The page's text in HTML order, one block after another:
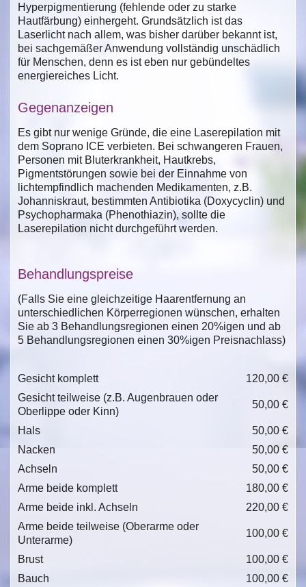
Hyperpigmentierung (fehlende oder zu starke
Hautfärbung) einhergeht. Grundsätzlich ist das
Laserlicht nach allem, was bisher darüber bekannt ist,
bei sachgemäßer Anwendung vollständig unschädlich
für Menschen, denn es ist eben nur gebündeltes
energiereiches Licht.
Gegenanzeigen
Es gibt nur wenige Gründe, die eine Laserepilation mit
dem Soprano ICE verbieten. Bei schwangeren Frauen,
Personen mit Bluterkrankheit, Hautkrebs,
Pigmentstörungen sowie bei der Einnahme von
lichtempfindlich machenden Medikamenten, z.B.
Johanniskraut, bestimmten Antibiotika (Doxycyclin) und
Psychopharmaka (Phenothiazin), sollte die
Laserepilation nicht durchgeführt werden.
Behandlungspreise
(Falls Sie eine gleichzeitige Haarentfernung an
unterschiedlichen Körperregionen wünschen, erhalten
Sie ab 3 Behandlungsregionen einen 20%igen und ab
5 Behandlungsregionen einen 30%igen Preisnachlass)
Gesicht komplett
120,00 €
Gesicht teilweise (z.B. Augenbrauen oder
Oberlippe oder Kinn)
50,00 €
Hals
50,00 €
Nacken
50,00 €
Achseln
50,00 €
Arme beide komplett
180,00 €
Arme beide inkl. Achseln
220,00 €
Arme beide teilweise (Oberarme oder
Unterarme)
100,00 €
Brust
100,00 €
Bauch
100,00 €